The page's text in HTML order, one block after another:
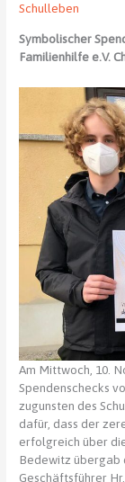
Schulleben
Symbolischer
Familienhilfe e.V.
Am Mittwoch, 10.
Spendenschecks
zugunsten des
dafür, dass der
erfolgreich über
Bedewitz übergab
Geschäftsführer